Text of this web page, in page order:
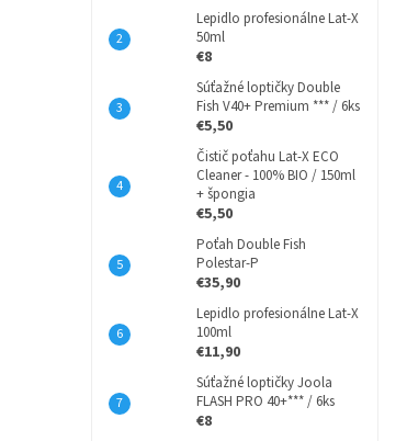
Lepidlo profesionálne Lat-X
50ml
€8
Súťažné loptičky Double
Fish V40+ Premium *** / 6ks
€5,50
Čistič poťahu Lat-X ECO
Cleaner - 100% BIO / 150ml
+ špongia
€5,50
Poťah Double Fish
Polestar-P
€35,90
Lepidlo profesionálne Lat-X
100ml
€11,90
Súťažné loptičky Joola
FLASH PRO 40+*** / 6ks
€8